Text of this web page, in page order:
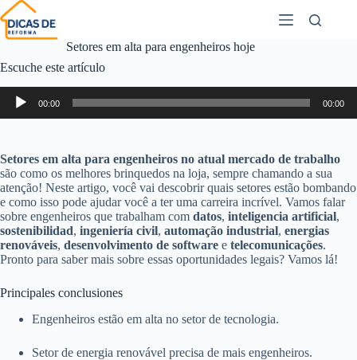
Setores em alta para engenheiros hoje
Escuche este artículo
Reproductor
audio
00:00 00:00
Setores em alta para engenheiros no atual mercado de trabalho
são como os melhores brinquedos na loja, sempre chamando a sua
atenção! Neste artigo, você vai descobrir quais setores estão bombando
e como isso pode ajudar você a ter uma carreira incrível. Vamos falar
sobre engenheiros que trabalham com datos, inteligencia artificial,
sostenibilidad, ingeniería civil, automação industrial, energias
renováveis, desenvolvimento de software e telecomunicações.
Pronto para saber mais sobre essas oportunidades legais? Vamos lá!
Principales conclusiones
Engenheiros estão em alta no setor de tecnologia.
Setor de energia renovável precisa de mais engenheiros.